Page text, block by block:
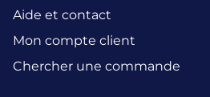
Aide et contact
Mon compte client
Chercher une commande